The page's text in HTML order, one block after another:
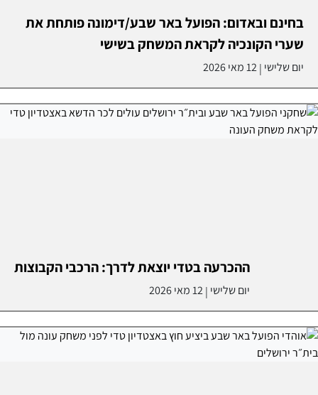
בחינם ובאדום: הפועל באר שבע/דימונה פותחת את
שערי הקונכיה לקראת המשחק בשישי
יום שלישי |12 מאי 2026
ההכרעה בטדי יוצאת לדרך: הרכבי הקבוצות
יום שלישי |12 מאי 2026